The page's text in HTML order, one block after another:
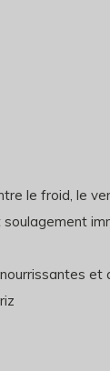
le froid, le
et